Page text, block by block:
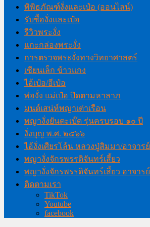
พิพิธภัณฑ์งั่งและเป๋อ (ออนไลน์)
รับซื้องั่งและเป๋อ
รีวิวพระงั่ง
แกะกล่องพระงั่ง
การตรวจพระงั่งทางวิทยาศาสตร์
เซียนเล็ก ข้าวแกง
ไอ้เป๋อ/อีเป๋อ
พ่องั่ง แม่เป๋อ ปิดตามหาลาภ
มนต์เสน่ห์พญาเต่าเรือน
พญางั่งยันตะเบ๊ด รุ่นครบรอบ ๑๐ ปี
งั่งบุญ พ.ศ. ๒๕๖๖
ไอ้งั่งเศียรโล้น หลวงปู่สิมมา/อาจารย์
พญางั่งจักรพรรดิจันทร์เสี้ยว
พญางั่งจักรพรรดิจันทร์เสี้ยว อาจาร
ติดตามเรา
TikTok
Youtube
facebook